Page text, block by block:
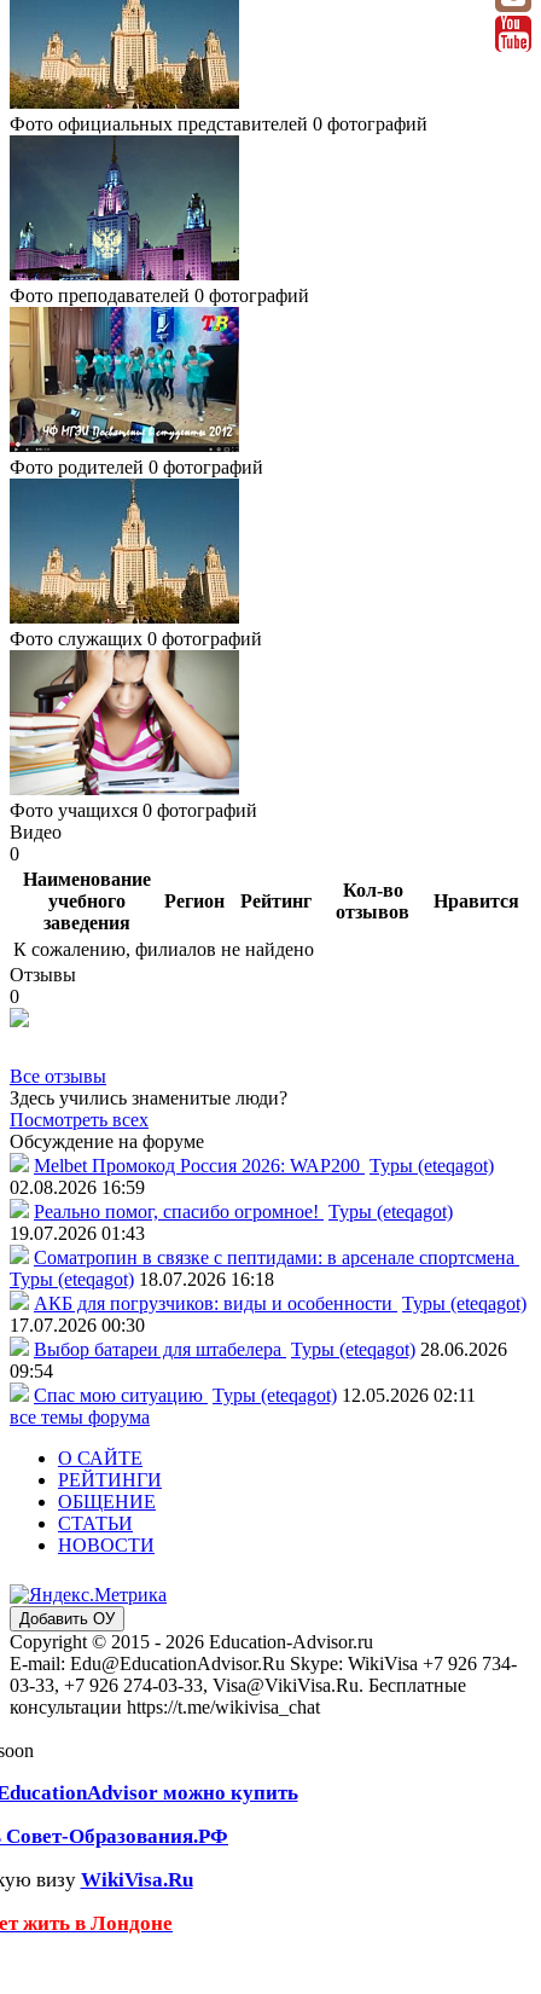
Фото официальных представителей 0 фотографий
Фото преподавателей 0 фотографий
Фото родителей 0 фотографий
Фото служащих 0 фотографий
Фото учащихся 0 фотографий
Видео
0
Наименование
учебного
заведения
Регион Рейтинг
Кол-во
отзывов
Нравится
К сожалению, филиалов не найдено
Отзывы
0
Все отзывы
Здесь учились знаменитые люди?
Посмотреть всех
Обсуждение на форуме
Melbet Промокод Россия 2026: WAP200 Туры (eteqagot)
02.08.2026 16:59
Реально помог, спасибо огромное! Туры (eteqagot)
19.07.2026 01:43
Соматропин в связке с пептидами: в арсенале спортсмена
Туры (eteqagot) 18.07.2026 16:18
АКБ для погрузчиков: виды и особенности Туры (eteqagot)
17.07.2026 00:30
Выбор батареи для штабелера Туры (eteqagot) 28.06.2026
09:54
Спас мою ситуацию Туры (eteqagot) 12.05.2026 02:11
все темы форума
О САЙТЕ
РЕЙТИНГИ
ОБЩЕНИЕ
СТАТЬИ
НОВОСТИ
Добавить ОУ
Copyright © 2015 - 2026 Education-Advisor.ru
E-mail: Edu@EducationAdvisor.Ru Skype: WikiVisa +7 926 734-
03-33, +7 926 274-03-33, Visa@VikiVisa.Ru. Бесплатные
консультации https://t.me/wikivisa_chat
можно купить
Совет-Образования.РФ
визу WikiVisa.Ru
жить в Лондоне